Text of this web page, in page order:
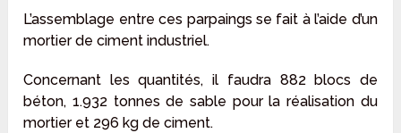
L’assemblage entre ces parpaings se fait à l’aide d’un
mortier de ciment industriel.
Concernant les quantités, il faudra 882 blocs de
béton, 1.932 tonnes de sable pour la réalisation du
mortier et 296 kg de ciment.